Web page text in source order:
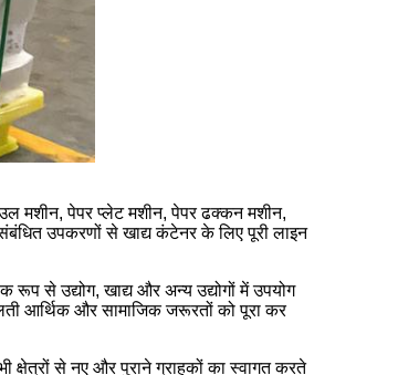
मशीन, पेपर प्लेट मशीन, पेपर ढक्कन मशीन,
उपकरणों से खाद्य कंटेनर के लिए पूरी लाइन
रूप से उद्योग, खाद्य और अन्य उद्योगों में उपयोग
आर्थिक और सामाजिक जरूरतों को पूरा कर
से नए और पुराने ग्राहकों का स्वागत करते